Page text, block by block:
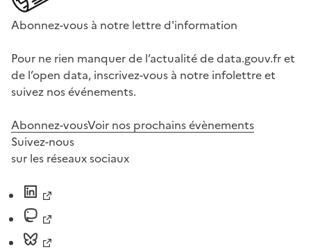
Abonnez-vous à notre lettre d'information
Pour ne rien manquer de l’actualité de data.gouv.fr et
de l’open data, inscrivez-vous à notre infolettre et
suivez nos événements.
Abonnez-vousVoir nos prochains évènements
Suivez-nous
sur les réseaux sociaux